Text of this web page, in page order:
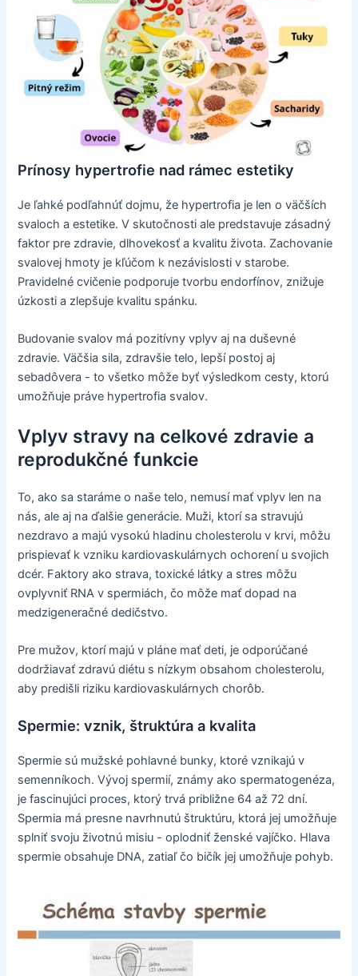
Prínosy hypertrofie nad rámec estetiky
Je ľahké podľahnúť dojmu, že hypertrofia je len o väčších
svaloch a estetike. V skutočnosti ale predstavuje zásadný
faktor pre zdravie, dlhovekosť a kvalitu života. Zachovanie
svalovej hmoty je kľúčom k nezávislosti v starobe.
Pravidelné cvičenie podporuje tvorbu endorfínov, znižuje
úzkosti a zlepšuje kvalitu spánku.
Budovanie svalov má pozitívny vplyv aj na duševné
zdravie. Väčšia sila, zdravšie telo, lepší postoj aj
sebadôvera - to všetko môže byť výsledkom cesty, ktorú
umožňuje práve hypertrofia svalov.
Vplyv stravy na celkové zdravie a
reprodukčné funkcie
To, ako sa staráme o naše telo, nemusí mať vplyv len na
nás, ale aj na ďalšie generácie. Muži, ktorí sa stravujú
nezdravo a majú vysokú hladinu cholesterolu v krvi, môžu
prispievať k vzniku kardiovaskulárnych ochorení u svojich
dcér. Faktory ako strava, toxické látky a stres môžu
ovplyvniť RNA v spermiách, čo môže mať dopad na
medzigeneračné dedičstvo.
Pre mužov, ktorí majú v pláne mať deti, je odporúčané
dodržiavať zdravú diétu s nízkym obsahom cholesterolu,
aby predišli riziku kardiovaskulárnych chorôb.
Spermie: vznik, štruktúra a kvalita
Spermie sú mužské pohlavné bunky, ktoré vznikajú v
semenníkoch. Vývoj spermií, známy ako spermatogenéza,
je fascinujúci proces, ktorý trvá približne 64 až 72 dní.
Spermia má presne navrhnutú štruktúru, ktorá jej umožňuje
splniť svoju životnú misiu - oplodniť ženské vajíčko. Hlava
spermie obsahuje DNA, zatiaľ čo bičík jej umožňuje pohyb.